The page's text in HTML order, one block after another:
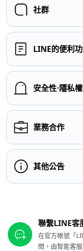
社群
LINE的便利
安全性⋅隱私權
業務合作
其他公告
聯繫LINE客
在官方帳號「
問，由智能客